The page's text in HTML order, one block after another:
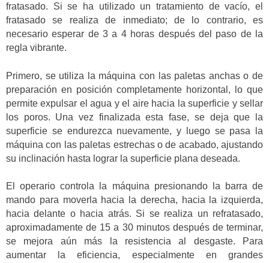
fratasado. Si se ha utilizado un tratamiento de vacío, el
fratasado se realiza de inmediato; de lo contrario, es
necesario esperar de 3 a 4 horas después del paso de la
regla vibrante.
Primero, se utiliza la máquina con las paletas anchas o de
preparación en posición completamente horizontal, lo que
permite expulsar el agua y el aire hacia la superficie y sellar
los poros. Una vez finalizada esta fase, se deja que la
superficie se endurezca nuevamente, y luego se pasa la
máquina con las paletas estrechas o de acabado, ajustando
su inclinación hasta lograr la superficie plana deseada.
El operario controla la máquina presionando la barra de
mando para moverla hacia la derecha, hacia la izquierda,
hacia delante o hacia atrás. Si se realiza un refratasado,
aproximadamente de 15 a 30 minutos después de terminar,
se mejora aún más la resistencia al desgaste. Para
aumentar la eficiencia, especialmente en grandes